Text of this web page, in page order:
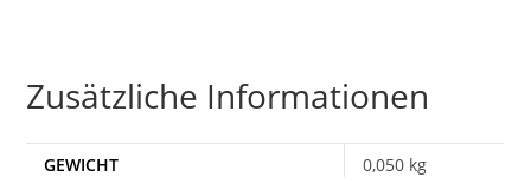
Zusätzliche Informationen
GEWICHT
0,050 kg